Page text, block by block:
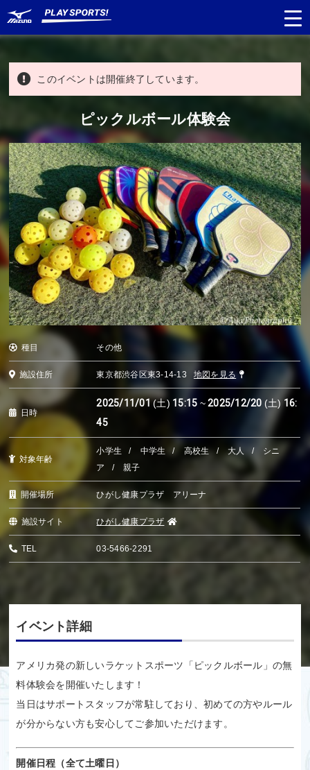
種目から探す
日程 から探す
対象年齢から探す
このイベントは開催終了しています。
ピックルボール体験会
種目 その他
施設住所 東京都渋谷区東3-14-13 地図を見る
日時
2025/11/01(土) 15:15 ~ 2025/12/20 (土) 16:
45
対象年齢
小学生 中学生 高校生 大人
シニ
ア
親子
開催場所 ひがし健康プラザ アリーナ
施設サイト ひがし健康プラザ
TEL 03-5466-2291
イベント詳細
アメリカ発の新しいラケットスポーツ「ピックルボール」の無
料体験会を開催いたします！
当日はサポートスタッフが常駐しており、初めての方やルール
が分からない方も安心してご参加いただけます。
開催日程（全て土曜日）